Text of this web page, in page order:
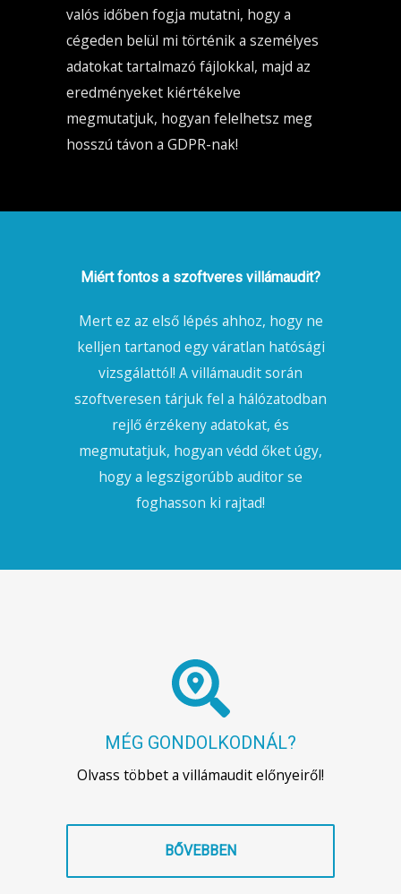
valós időben fogja mutatni, hogy a
cégeden belül mi történik a személyes
adatokat tartalmazó fájlokkal, majd az
eredményeket kiértékelve
megmutatjuk, hogyan felelhetsz meg
hosszú távon a GDPR-nak!
Miért fontos a szoftveres villámaudit?
Mert ez az első lépés ahhoz, hogy ne
kelljen tartanod egy váratlan hatósági
vizsgálattól! A villámaudit során
szoftveresen tárjuk fel a hálózatodban
rejlő érzékeny adatokat, és
megmutatjuk, hogyan védd őket úgy,
hogy a legszigorúbb auditor se
foghasson ki rajtad!
MÉG GONDOLKODNÁL?
Olvass többet a villámaudit előnyeiről!
BŐVEBBEN